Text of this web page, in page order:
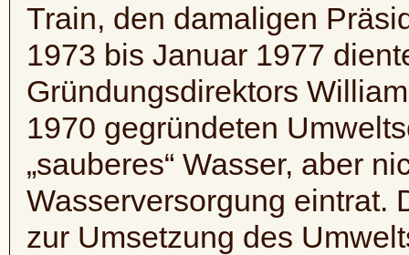
Train, den damaligen
1973 bis Januar 1977
Gründungsdirektors
1970 gegründeten
„sauberes“ Wasser, aber
Wasserversorgung eintrat.
zur Umsetzung des